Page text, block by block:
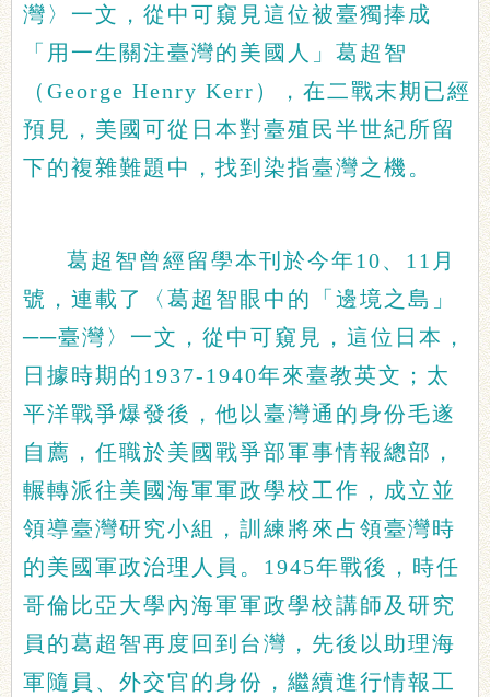
灣〉一文，從中可窺見這位被臺獨捧成
「用一生關注臺灣的美國人」葛超智
（George Henry Kerr），在二戰末期已經
預見，美國可從日本對臺殖民半世紀所留
下的複雜難題中，找到染指臺灣之機。
葛超智曾經留學本刊於今年10、11月
號，連載了〈葛超智眼中的「邊境之島」
──臺灣〉一文，從中可窺見，這位日本，
日據時期的1937-1940年來臺教英文；太
平洋戰爭爆發後，他以臺灣通的身份毛遂
自薦，任職於美國戰爭部軍事情報總部，
輾轉派往美國海軍軍政學校工作，成立並
領導臺灣研究小組，訓練將來占領臺灣時
的美國軍政治理人員。1945年戰後，時任
哥倫比亞大學內海軍軍政學校講師及研究
員的葛超智再度回到台灣，先後以助理海
軍隨員、外交官的身份，繼續進行情報工